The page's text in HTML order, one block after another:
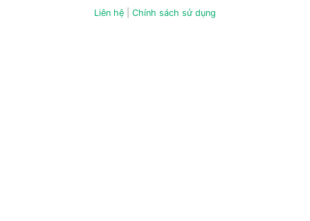
Liên hệ Chính sách sử dụng